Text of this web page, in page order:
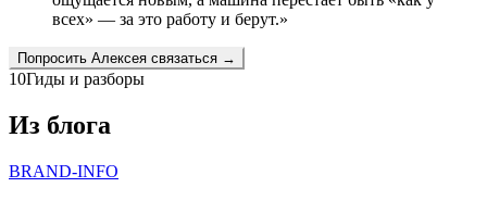
всех» — за это работу и берут.»
Попросить Алексея связаться →
10Гиды и разборы
Из блога
BRAND-INFO